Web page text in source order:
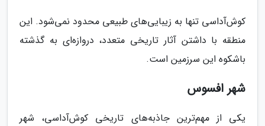
کوش‌آداسی تنها به زیبایی‌های طبیعی محدود نمی‌شود. این
منطقه با داشتن آثار تاریخی متعدد، دروازه‌ای به گذشته
باشکوه این سرزمین است.
شهر افسوس
یکی از مهم‌ترین جاذبه‌های تاریخی کوش‌آداسی، شهر